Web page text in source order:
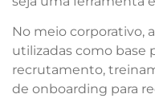
No meio corporativo,
utilizadas como base
recrutamento,
de onboarding para